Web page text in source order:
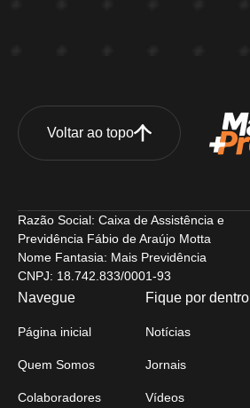
Voltar ao topo
Razão Social: Caixa de Assistência e
Previdência Fábio de Araújo Motta
Nome Fantasia: Mais Previdência
CNPJ: 18.742.833/0001-93
Navegue
Página inicial
Quem Somos
Colaboradores
Fique por dentro
Notícias
Jornais
Vídeos